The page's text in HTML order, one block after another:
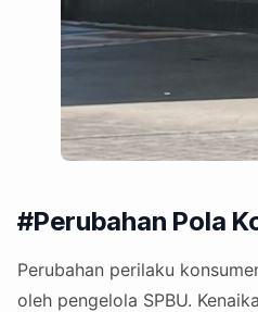
#Perubahan Pola
Perubahan perilaku
oleh pengelola SPBU.